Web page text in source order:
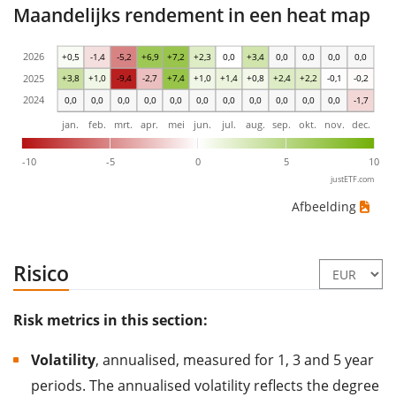
Maandelijks rendement in een heat map
0,0 0,0 0,0 0,0 0,0 0,0 0,0 0,0 0,0 0,0 0,0 -1,7
+3,8 +1,0 -9,4 -2,7 +7,4 +1,0 +1,4 +0,8 +2,4 +2,2 -0,1 -0,2
+0,5 -1,4 -5,2 +6,9 +7,2 +2,3 0,0 +3,4 0,0 0,0 0,0 0,0
-10 -5 0 5 10
jan. feb. mrt. apr. mei jun. jul. aug. sep. okt. nov. dec.
2024
2025
2026
justETF.com
Afbeelding
Risico
Risk metrics in this section:
Volatility, annualised, measured for 1, 3 and 5 year
periods. The annualised volatility reflects the degree